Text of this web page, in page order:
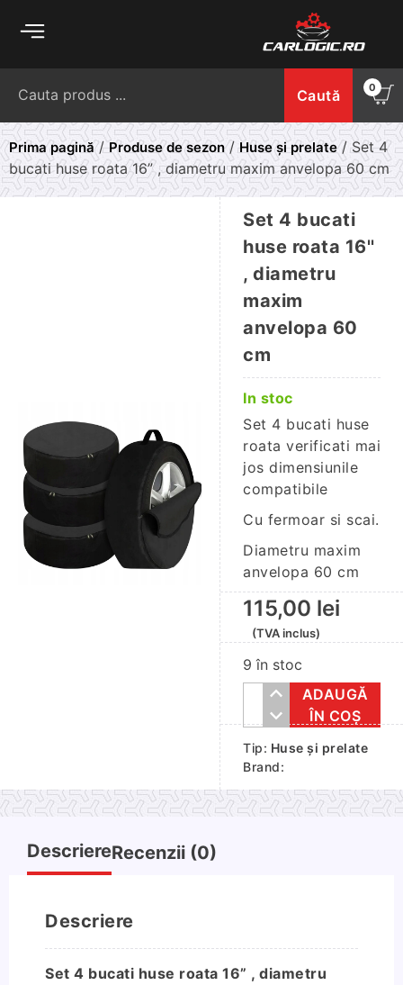
Caută 0
Prima pagină/Produse de sezon/Huse și prelate/ Set 4
bucati huse roata 16” , diametru maxim anvelopa 60 cm
Set 4 bucati
huse roata 16''
, diametru
maxim
anvelopa 60
cm
In stoc
Set 4 bucati huse
roata verificati mai
jos dimensiunile
compatibile
Cu fermoar si scai.
Diametru maxim
anvelopa 60 cm
115,00 lei
(TVA inclus)
9 în stoc
Cantitate
4
huse
roata
60
cm
ADAUGĂ
ÎN COȘ
Tip: Huse și prelate
Brand:
DescriereRecenzii (0)
Descriere
Set 4 bucati huse roata 16” , diametru